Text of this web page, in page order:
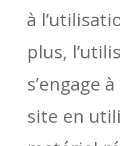
à
plus,
s’engage
site en